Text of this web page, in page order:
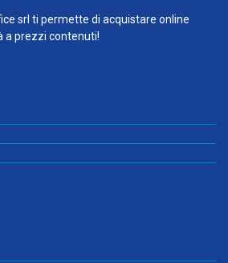
srl ti permette di acquistare online
a prezzi contenuti!